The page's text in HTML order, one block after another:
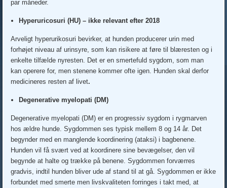
par måneder.
Hyperuricosuri (HU) – ikke relevant efter 2018
Arveligt hyperurikosuri bevirker, at hunden producerer urin med
forhøjet niveau af urinsyre, som kan risikere at føre til blæresten og i
enkelte tilfælde nyresten. Det er en smertefuld sygdom, som man
kan operere for, men stenene kommer ofte igen. Hunden skal derfor
medicineres resten af livet.
Degenerative myelopati (DM)
Degenerative myelopati (DM) er en progressiv sygdom i rygmarven
hos ældre hunde. Sygdommen ses typisk mellem 8 og 14 år. Det
begynder med en manglende koordinering (ataksi) i bagbenene.
Hunden vil få svært ved at koordinere sine bevægelser, den vil
begynde at halte og trække på benene. Sygdommen forværres
gradvis, indtil hunden bliver ude af stand til at gå. Sygdommen er ikke
forbundet med smerte men livskvaliteten forringes i takt med, at